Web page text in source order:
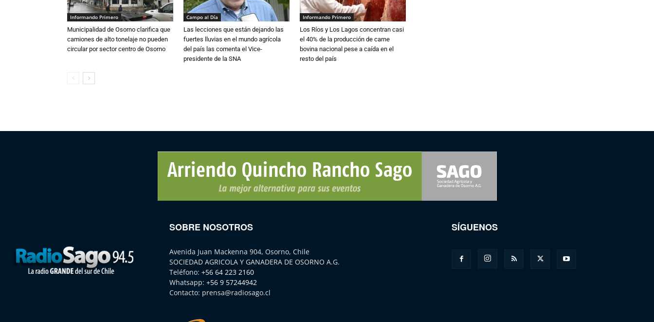
Informando Primero
Municipalidad de Osorno clarifica que
camiones de alto tonelaje no pueden
circular por sector centro de Osorno
Campo al Día
Las lecciones que están dejando las
fuertes lluvias en el mundo agrícola
del país las comenta el Vice-
presidente de la SNA
Informando Primero
Los Ríos y Los Lagos concentran casi
el 40% de la producción de carne
bovina nacional pese a caída en el
resto del país
SOBRE NOSOTROS
Avenida Juan Mackenna 904, Osorno, Chile
SOCIEDAD AGRICOLA Y GANADERA DE OSORNO A.G.
Teléfono: +56 64 223 2160
Whatsapp: +56 9 57244942
Contacto: prensa@radiosago.cl
SÍGUENOS